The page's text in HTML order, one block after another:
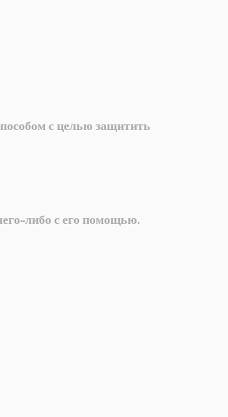
с целью защитить
либо с его помощью.